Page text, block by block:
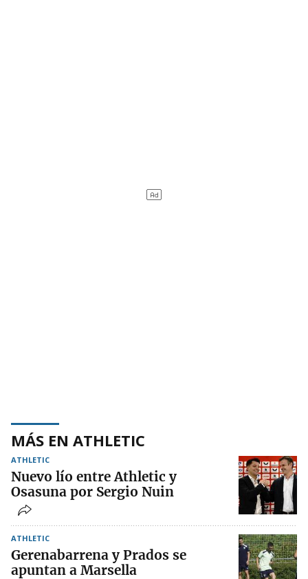
MÁS EN ATHLETIC
ATHLETIC
Nuevo lío entre Athletic y
Osasuna por Sergio Nuin
ATHLETIC
Gerenabarrena y Prados se
apuntan a Marsella